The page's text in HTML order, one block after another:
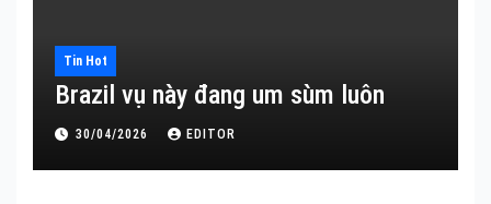
Tin Hot
Brazil vụ này đang um sùm luôn
30/04/2026 EDITOR